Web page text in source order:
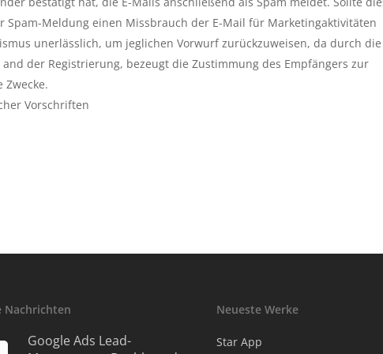
Meldung einen Missbrauch der E-Mail für Marketingaktivitäten
unerlässlich, um jeglichen Vorwurf zurückzuweisen, da durch die
der Registrierung, bezeugt die Zustimmung des Empfängers zur
Vorschriften
Nachrichten
Google Ads Lead-
Neueste Werke
Star App